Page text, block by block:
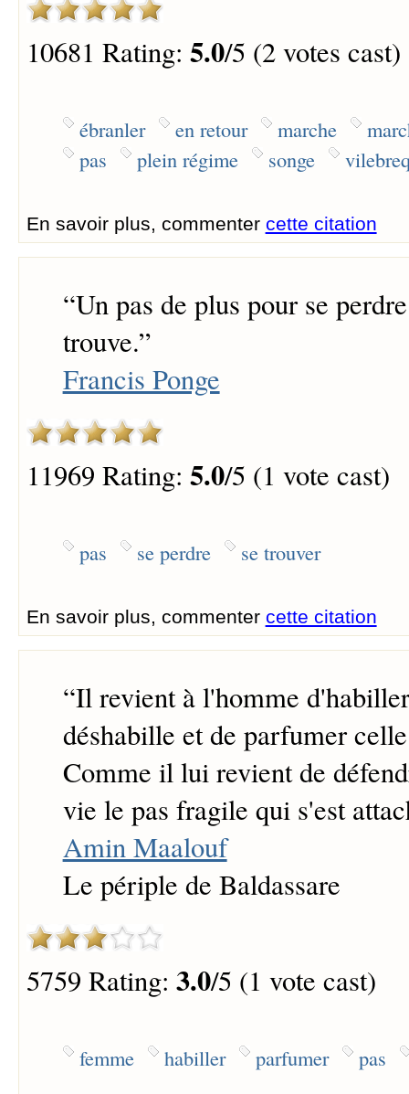
10681 Rating: 5.0/5 (2 votes cast)
ébranler en retour marche
pas
plein régime songe
En savoir plus, commenter cette citation
“Un pas de plus pour se
trouve.”
Francis Ponge
11969 Rating: 5.0/5 (1 vote cast)
pas se perdre se trouver
En savoir plus, commenter cette citation
“Il revient à l'homme
déshabille et de parfumer
Comme il lui revient de
vie le pas fragile qui s'est
Amin Maalouf
Le périple de Baldassare
5759 Rating: 3.0/5 (1 vote cast)
femme habiller parfumer pas